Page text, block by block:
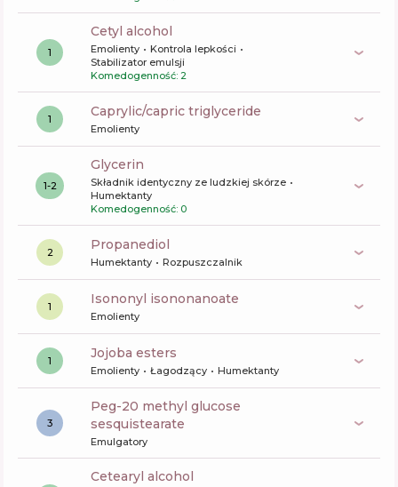
1
cetyl alcohol
Emolienty
Kontrola lepkości
Stabilizator emulsji
Komedogenność: 2
1 caprylic/capric triglyceride
Emolienty
1-2
glycerin
Składnik identyczny ze ludzkiej skórze
Humektanty
Komedogenność: 0
2 propanediol
Humektanty Rozpuszczalnik
1 isononyl isononanoate
Emolienty
1 jojoba esters
Emolienty Łagodzący Humektanty
3
peg-20 methyl glucose
sesquistearate
Emulgatory
cetearyl alcohol